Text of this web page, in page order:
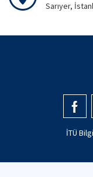
Sarıyer,
İTÜ